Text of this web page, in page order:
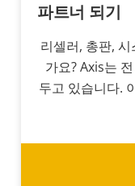
파트너 되기
리셀러, 총판,
가요? Axis는
두고 있습니다.